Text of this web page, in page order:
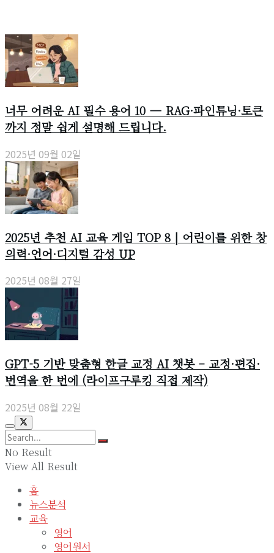
너무 어려운 AI 필수 용어 10 — RAG·파인튜닝·토큰
까지 정말 쉽게 설명해 드립니다.
2025년 09월 02일
2025년 추천 AI 교육 게임 TOP 8 | 어린이를 위한 창
의력·언어·디지털 감성 UP
2025년 08월 27일
GPT-5 기반 맞춤형 한글 교정 AI 챗봇 – 교정·편집·
번역을 한 번에 (라이프구루킹 직접 제작)
2025년 08월 22일
No Result
View All Result
홈
뉴스분석
교육
영어
영어원서